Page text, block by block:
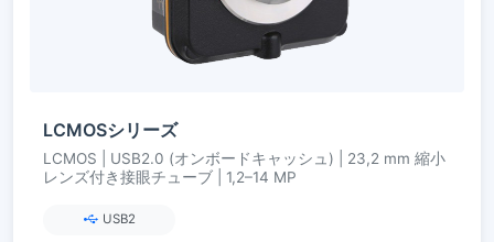
LCMOSシリーズ
LCMOS | USB2.0 (オンボードキャッシュ) | 23,2 mm 縮小
レンズ付き接眼チューブ | 1,2–14 MP
USB2